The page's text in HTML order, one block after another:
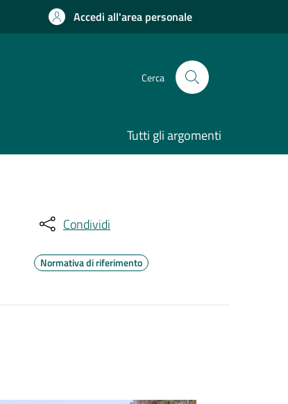
Accedi all'area personale
Cerca
Tutti gli argomenti
Condividi
Normativa di riferimento